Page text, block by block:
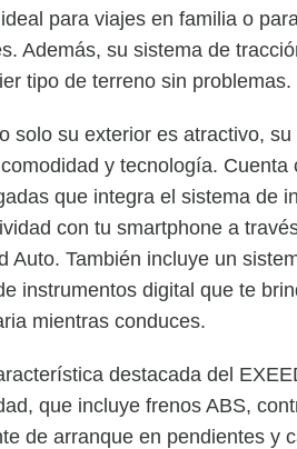
para viajes en familia o
Además, su sistema de
tipo de terreno sin problemas.
solo su exterior es atractivo,
y tecnología.
que integra el sistema de
con tu smartphone a
Auto. También incluye un
instrumentos digital que te
mientras conduces.
destacada del
que incluye frenos ABS,
de arranque en pendientes y